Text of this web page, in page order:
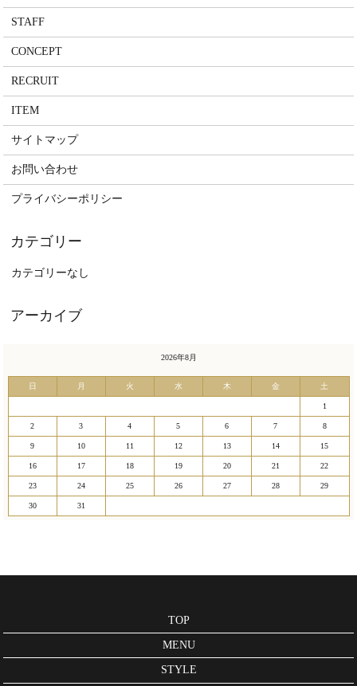
STAFF
CONCEPT
RECRUIT
ITEM
サイトマップ
お問い合わせ
プライバシーポリシー
カテゴリーなし
2026年8月
日 月 火 水 木 金 土
1
2 3 4 5 6 7 8
9 10 11 12 13 14 15
16 17 18 19 20 21 22
23 24 25 26 27 28 29
30 31
TOP
MENU
STYLE